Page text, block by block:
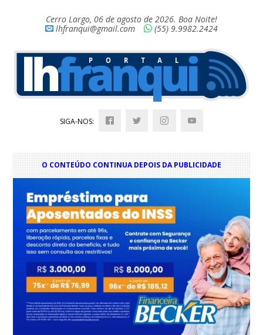
Cerro Largo, 06 de agosto de 2026. Boa Noite!
lhfranqui@gmail.com
(55) 9.9982.2424
SIGA-NOS:
O CONTEÚDO CONTINUA DEPOIS DA PUBLICIDADE